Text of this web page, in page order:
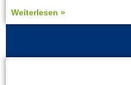
Weiterlesen »